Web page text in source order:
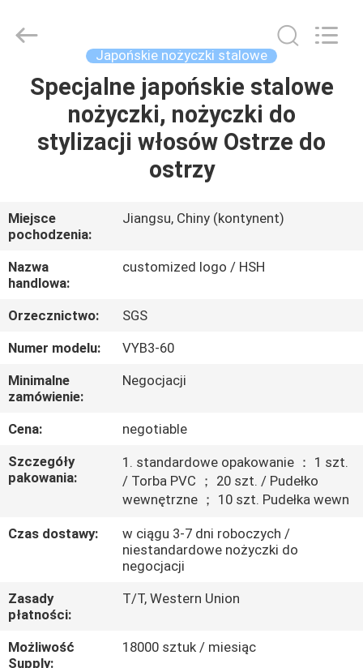
DOM
PRODUKTY
NAS
WYCIECZKA
PO
FABRYCE
KONTROLA
JAKOŚCI
SKONTAKTUJ
SIĘ
NAMI
POPROSIĆ
O
WYCENĘ
Scissors
Reserved.
Japońskie nożyczki stalowe
Specjalne japońskie stalowe
nożyczki, nożyczki do
stylizacji włosów Ostrze do
ostrzy
Miejsce
pochodzenia:
Jiangsu, Chiny (kontynent)
Nazwa
handlowa:
customized logo / HSH
Orzecznictwo:
SGS
Numer modelu:
VYB3-60
Minimalne
zamówienie:
Negocjacji
Cena:
negotiable
Szczegóły
pakowania:
1. standardowe opakowanie ： 1 szt.
/ Torba PVC ； 20 szt. / Pudełko
wewnętrzne ； 10 szt. Pudełka wewn
Czas dostawy:
w ciągu 3-7 dni roboczych /
niestandardowe nożyczki do
negocjacji
Zasady
płatności:
T/T, Western Union
Możliwość
Supply:
18000 sztuk / miesiąc